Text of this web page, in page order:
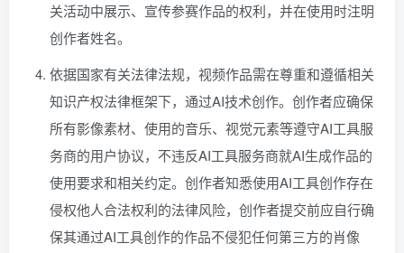
关活动中展示、宣传参赛作品的权利，并在使用时注明
创作者姓名。
依据国家有关法律法规，视频作品需在尊重和遵循相关
知识产权法律框架下，通过AI技术创作。创作者应确保
所有影像素材、使用的音乐、视觉元素等遵守AI工具服
务商的用户协议，不违反AI工具服务商就AI生成作品的
使用要求和相关约定。创作者知悉使用AI工具创作存在
侵权他人合法权利的法律风险，创作者提交前应自行确
保其通过AI工具创作的作品不侵犯任何第三方的肖像